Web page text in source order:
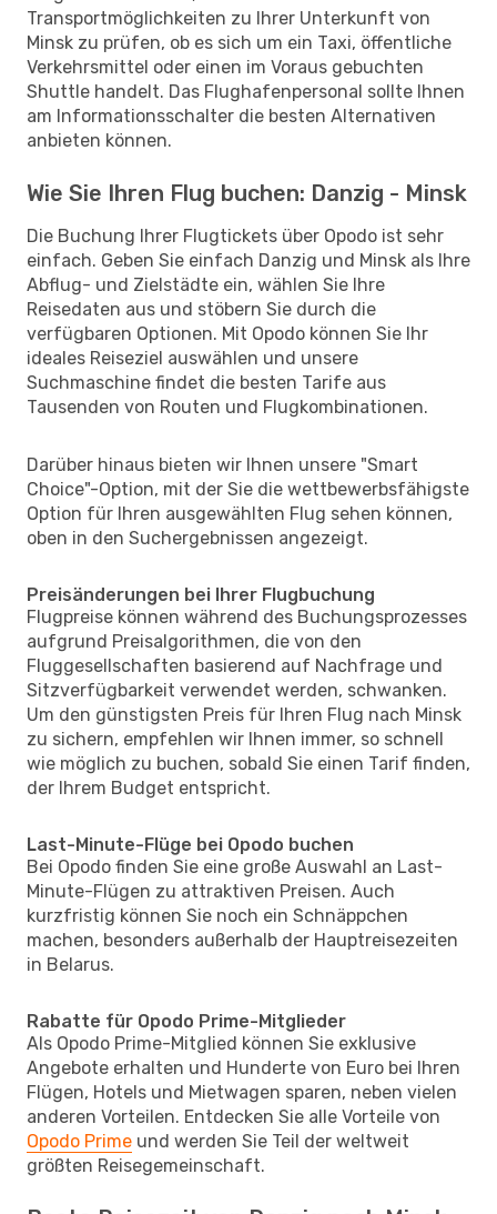
Transportmöglichkeiten zu Ihrer Unterkunft von
Minsk zu prüfen, ob es sich um ein Taxi, öffentliche
Verkehrsmittel oder einen im Voraus gebuchten
Shuttle handelt. Das Flughafenpersonal sollte Ihnen
am Informationsschalter die besten Alternativen
anbieten können.
Wie Sie Ihren Flug buchen: Danzig - Minsk
Die Buchung Ihrer Flugtickets über Opodo ist sehr
einfach. Geben Sie einfach Danzig und Minsk als Ihre
Abflug- und Zielstädte ein, wählen Sie Ihre
Reisedaten aus und stöbern Sie durch die
verfügbaren Optionen. Mit Opodo können Sie Ihr
ideales Reiseziel auswählen und unsere
Suchmaschine findet die besten Tarife aus
Tausenden von Routen und Flugkombinationen.
Darüber hinaus bieten wir Ihnen unsere "Smart
Choice"-Option, mit der Sie die wettbewerbsfähigste
Option für Ihren ausgewählten Flug sehen können,
oben in den Suchergebnissen angezeigt.
Preisänderungen bei Ihrer Flugbuchung
Flugpreise können während des Buchungsprozesses
aufgrund Preisalgorithmen, die von den
Fluggesellschaften basierend auf Nachfrage und
Sitzverfügbarkeit verwendet werden, schwanken.
Um den günstigsten Preis für Ihren Flug nach Minsk
zu sichern, empfehlen wir Ihnen immer, so schnell
wie möglich zu buchen, sobald Sie einen Tarif finden,
der Ihrem Budget entspricht.
Last-Minute-Flüge bei Opodo buchen
Bei Opodo finden Sie eine große Auswahl an Last-
Minute-Flügen zu attraktiven Preisen. Auch
kurzfristig können Sie noch ein Schnäppchen
machen, besonders außerhalb der Hauptreisezeiten
in Belarus.
Rabatte für Opodo Prime-Mitglieder
Als Opodo Prime-Mitglied können Sie exklusive
Angebote erhalten und Hunderte von Euro bei Ihren
Flügen, Hotels und Mietwagen sparen, neben vielen
anderen Vorteilen. Entdecken Sie alle Vorteile von
Opodo Prime und werden Sie Teil der weltweit
größten Reisegemeinschaft.